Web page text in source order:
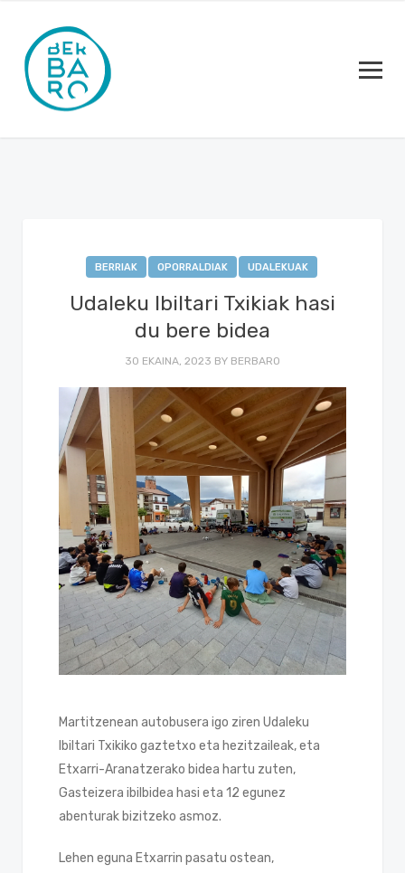
BERRIAK OPORRALDIAK UDALEKUAK
Udaleku Ibiltari Txikiak hasi
du bere bidea
30 EKAINA, 2023 BY BERBARO
Martitzenean autobusera igo ziren Udaleku
Ibiltari Txikiko gaztetxo eta hezitzaileak, eta
Etxarri-Aranatzerako bidea hartu zuten,
Gasteizera ibilbidea hasi eta 12 egunez
abenturak bizitzeko asmoz.
Lehen eguna Etxarrin pasatu ostean,